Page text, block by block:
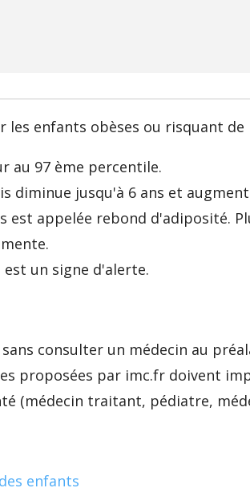
enfants obèses ou risquant de
au 97 ème percentile.
diminue jusqu'à 6 ans et
est appelée rebond d'adiposité.
un signe d'alerte.
consulter un médecin au
proposées par imc.fr doivent
(médecin traitant, pédiatre,
enfants